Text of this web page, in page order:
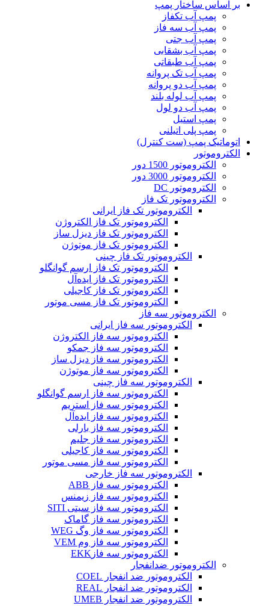
بر اساس ساختار پمپ
پمپ آب تکفاز
پمپ آب سه فاز
پمپ آب جتی
پمپ آب بشقابی
پمپ آب طبقاتی
پمپ آب تک پروانه
پمپ آب دو پروانه
پمپ آب لوله بلند
پمپ آب دو لول
پمپ استیل
پمپ پلی اتیلنی
اتوماتیک پمپ (ست کنترل)
الکتروموتور
الکتروموتور 1500 دور
الکتروموتور 3000 دور
الکتروموتور DC
الکتروموتور تک فاز
الکتروموتور تک فاز ایرانی
الکتروموتور تک فاز الکتروژن
الکتروموتور تک فاز دیزل ساز
الکتروموتور تک فاز موتوژن
الکتروموتور تک فاز چینی
الکتروموتور تک فاز ارسم گوانگلو
الکتروموتور تک فاز ایده‌آل
الکتروموتور تک فاز کاجیلی
الکتروموتور تک فاز مسی موتور
الکتروموتور سه فاز
الکتروموتور سه فاز ایرانی
الکتروموتور سه فاز الکتروژن
الکتروموتور سه فاز جمکو
الکتروموتور سه فاز دیزل ساز
الکتروموتور سه فاز موتوژن
الکتروموتور سه فاز چینی
الکتروموتور سه فاز ارسم گوانگلو
الکتروموتور سه فاز استریم
الکتروموتور سه فاز ایده‌آل
الکتروموتور سه فاز بارلی
الکتروموتور سه فاز جلیم
الکتروموتور سه فاز کاجیلی
الکتروموتور سه فاز مسی موتور
الکتروموتور سه فاز خارجی
الکتروموتور سه فاز ABB
الکتروموتور سه فاز زیمنس
الکتروموتور سه فاز سیتی SITI
الکتروموتور سه فاز گاماک
الکتروموتور سه فاز وگ WEG
الکتروموتور سه فاز وم VEM
الکتروموتور سه فازEKK
الکتروموتور ضدانفجار
الکتروموتور ضد انفجار COEL
الکتروموتور ضد انفجار REAL
الکتروموتور ضد انفجار UMEB